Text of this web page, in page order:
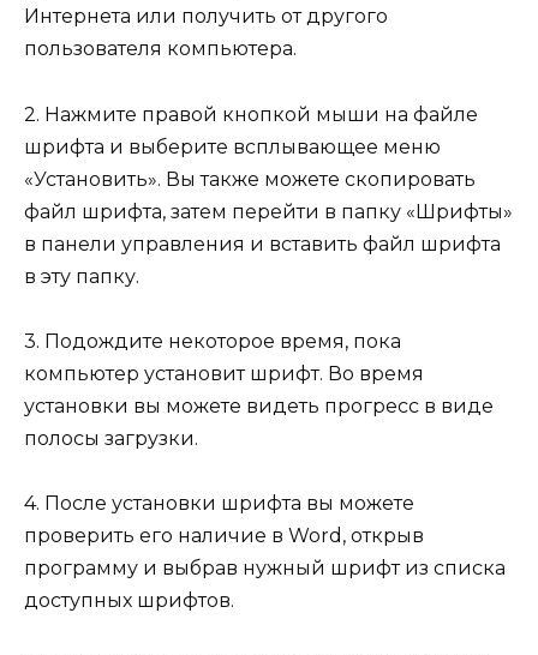
Интернета или получить от другого
пользователя компьютера.
2. Нажмите правой кнопкой мыши на файле
шрифта и выберите всплывающее меню
«Установить». Вы также можете скопировать
файл шрифта, затем перейти в папку «Шрифты»
в панели управления и вставить файл шрифта
в эту папку.
3. Подождите некоторое время, пока
компьютер установит шрифт. Во время
установки вы можете видеть прогресс в виде
полосы загрузки.
4. После установки шрифта вы можете
проверить его наличие в Word, открыв
программу и выбрав нужный шрифт из списка
доступных шрифтов.